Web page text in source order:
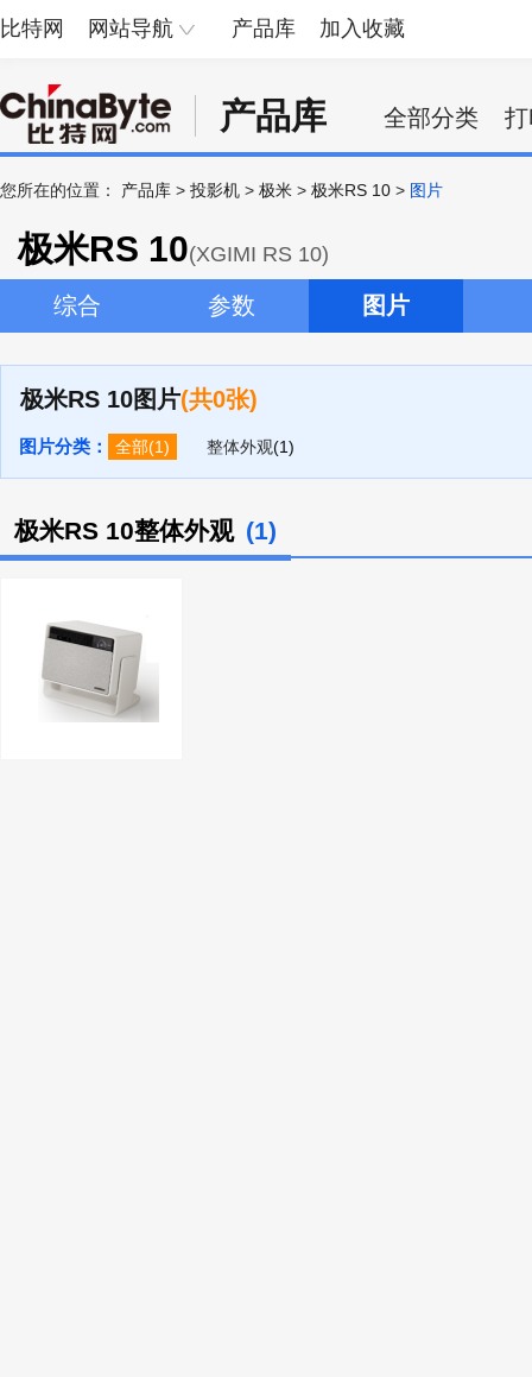
比特网 网站导航 产品库 加入收藏
产品库 全部分类
您所在的位置： 产品库 > 投影机 > 极米 > 极米RS 10 > 图片
极米RS 10(XGIMI RS 10)
综合 参数 图片
极米RS 10图片(共0张)
图片分类： 全部(1) 整体外观(1)
极米RS 10整体外观 (1)